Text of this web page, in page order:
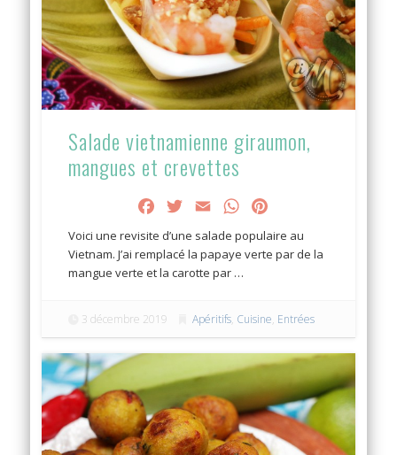
Salade vietnamienne giraumon,
mangues et crevettes
FacebookTwitter
Email WhatsApp
Voici une revisite d’une salade populaire au
Vietnam. J’ai remplacé la papaye verte par de la
mangue verte et la carotte par …
3 décembre 2019 Apéritifs, Cuisine, Entrées